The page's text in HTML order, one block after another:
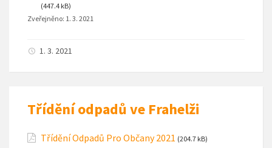
(447.4 kB)
Zveřejněno: 1. 3. 2021
1. 3. 2021
Třídění odpadů ve Frahelži
Třídění Odpadů Pro Občany 2021 (204.7 kB)